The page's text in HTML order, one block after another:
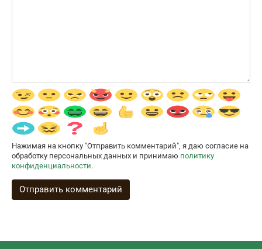
Нажимая на кнопку "Отправить комментарий", я даю согласие на
обработку персональных данных и принимаю политику
конфиденциальности.